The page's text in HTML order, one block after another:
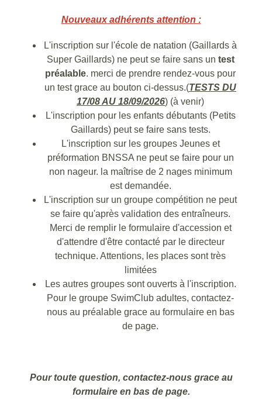
Nouveaux adhérents attention :
L'inscription sur l'école de natation (Gaillards à
Super Gaillards) ne peut se faire sans un test
préalable. merci de prendre rendez-vous pour
un test grace au bouton ci-dessus.(TESTS DU
17/08 AU 18/09/2026) (à venir)
L'inscription pour les enfants débutants (Petits
Gaillards) peut se faire sans tests.
L'inscription sur les groupes Jeunes et
préformation BNSSA ne peut se faire pour un
non nageur. la maîtrise de 2 nages minimum
est demandée.
L'inscription sur un groupe compétition ne peut
se faire qu'après validation des entraîneurs.
Merci de remplir le formulaire d'accession et
d'attendre d'être contacté par le directeur
technique. Attentions, les places sont très
limitées
Les autres groupes sont ouverts à l'inscription.
Pour le groupe SwimClub adultes, contactez-
nous au préalable grace au formulaire en bas
de page.
Pour toute question, contactez-nous grace au
formulaire en bas de page.